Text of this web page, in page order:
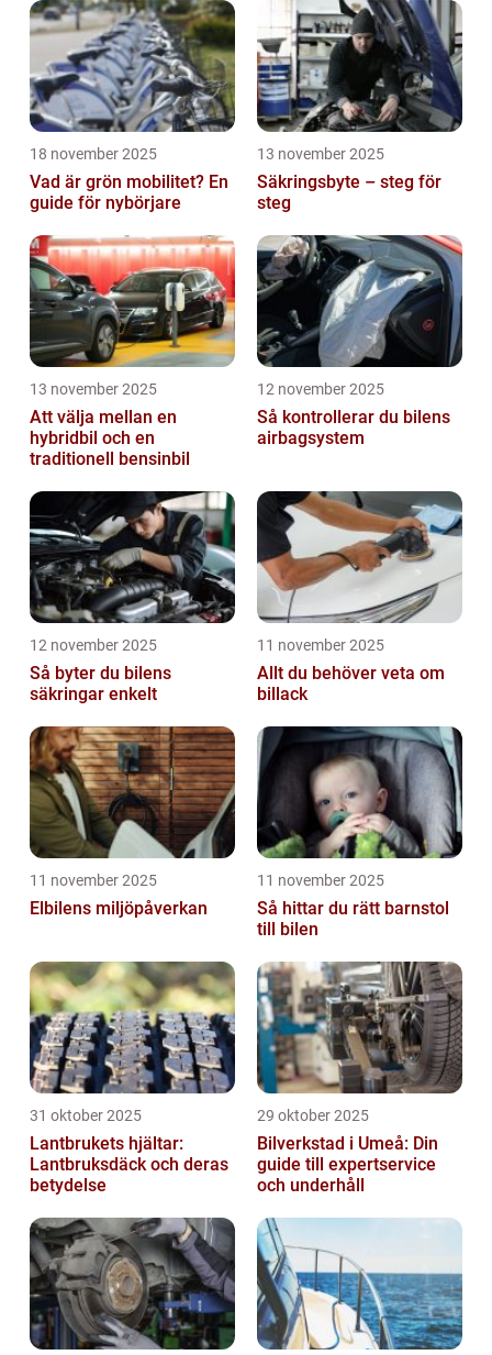
18 november 2025
Vad är grön mobilitet? En
guide för nybörjare
13 november 2025
Säkringsbyte – steg för
steg
13 november 2025
Att välja mellan en
hybridbil och en
traditionell bensinbil
12 november 2025
Så kontrollerar du bilens
airbagsystem
12 november 2025
Så byter du bilens
säkringar enkelt
11 november 2025
Allt du behöver veta om
billack
11 november 2025
Elbilens miljöpåverkan
11 november 2025
Så hittar du rätt barnstol
till bilen
31 oktober 2025
Lantbrukets hjältar:
Lantbruksdäck och deras
betydelse
29 oktober 2025
Bilverkstad i Umeå: Din
guide till expertservice
och underhåll